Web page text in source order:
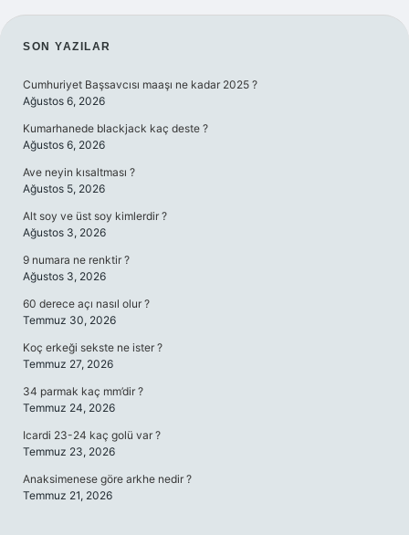
SIDEBAR
SON YAZILAR
Cumhuriyet Başsavcısı maaşı ne kadar 2025 ?
Ağustos 6, 2026
Kumarhanede blackjack kaç deste ?
Ağustos 6, 2026
Ave neyin kısaltması ?
Ağustos 5, 2026
Alt soy ve üst soy kimlerdir ?
Ağustos 3, 2026
9 numara ne renktir ?
Ağustos 3, 2026
60 derece açı nasıl olur ?
Temmuz 30, 2026
Koç erkeği sekste ne ister ?
Temmuz 27, 2026
34 parmak kaç mm’dir ?
Temmuz 24, 2026
Icardi 23-24 kaç golü var ?
Temmuz 23, 2026
Anaksimenese göre arkhe nedir ?
Temmuz 21, 2026